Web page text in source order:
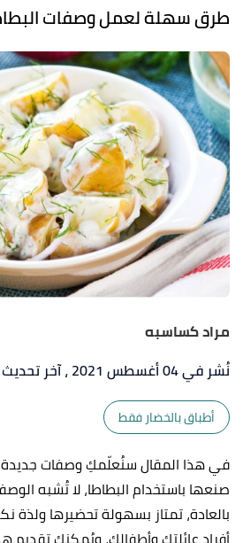
طرق سهلة لعمل وصفات
مراد كساسبه
نُشر في 04 أغسطس 2021
، آخر تحديث 26 فبراير 2023
أطباق بالخضار فقط
في هذا المقال سنُعلّمكِ وصفات
صنعها باستخدام البطاطا، لا تُشبه
بالعادة، تمتاز بسهولة تحضيرها ولذة